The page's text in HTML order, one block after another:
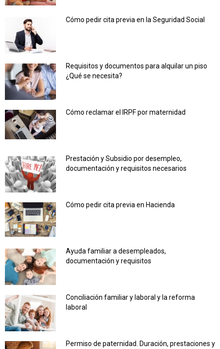
Cómo pedir cita previa en la Seguridad Social
Requisitos y documentos para alquilar un piso
¿Qué se necesita?
Cómo reclamar el IRPF por maternidad
Prestación y Subsidio por desempleo,
documentación y requisitos necesarios
Cómo pedir cita previa en Hacienda
Ayuda familiar a desempleados,
documentación y requisitos
Conciliación familiar y laboral y la reforma
laboral
Permiso de paternidad. Duración, prestaciones y